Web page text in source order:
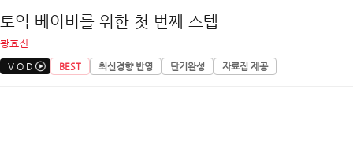
토익 베이비를 위한 첫 번째 스텝
황효진
V O D BEST 최신경향 반영 단기완성 자료집 제공